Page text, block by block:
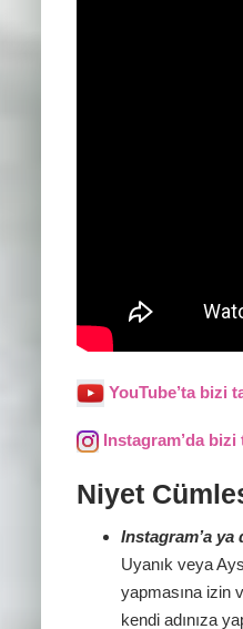
YouTube’ta bizi
Instagram’da bizi
Niyet
Instagram’a
Uyanık veya
yapmasına izin
kendi adınıza